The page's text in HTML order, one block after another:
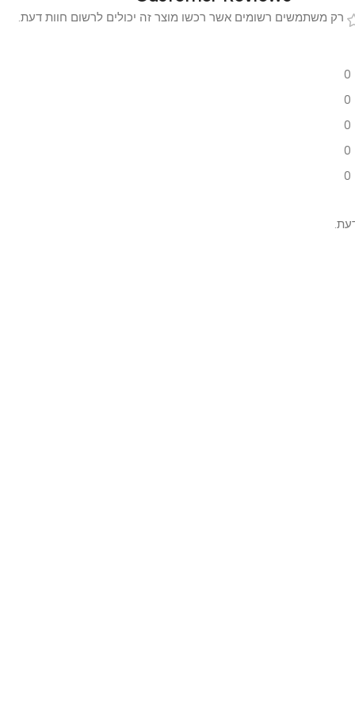
משתמשים רשומים אשר רכשו מוצר זה יכולים לרשום חוות דעת.